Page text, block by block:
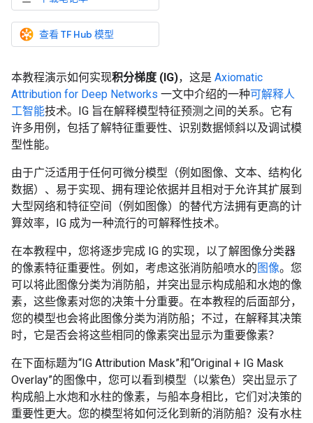
查看 TF Hub 模型
本教程演示如何实现积分梯度 (IG)，这是 Axiomatic
Attribution for Deep Networks 一文中介绍的一种可解释人
工智能技术。IG 旨在解释模型特征预测之间的关系。它有
许多用例，包括了解特征重要性、识别数据倾斜以及调试模
型性能。
由于广泛适用于任何可微分模型（例如图像、文本、结构化
数据）、易于实现、拥有理论依据并且相对于允许其扩展到
大型网络和特征空间（例如图像）的替代方法拥有更高的计
算效率，IG 成为一种流行的可解释性技术。
在本教程中，您将逐步完成 IG 的实现，以了解图像分类器
的像素特征重要性。例如，考虑这张消防船喷水的图像。您
可以将此图像分类为消防船，并突出显示构成船和水炮的像
素，这些像素对您的决策十分重要。在本教程的后面部分，
您的模型也会将此图像分类为消防船；不过，在解释其决策
时，它是否会将这些相同的像素突出显示为重要像素？
在下面标题为“IG Attribution Mask”和“Original + IG Mask
Overlay”的图像中，您可以看到模型（以紫色）突出显示了
构成船上水炮和水柱的像素，与船本身相比，它们对决策的
重要性更大。您的模型将如何泛化到新的消防船？没有水柱